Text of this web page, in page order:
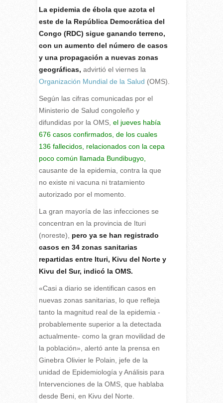
La epidemia de ébola que azota el
este de la República Democrática del
Congo (RDC) sigue ganando terreno,
con un aumento del número de casos
y una propagación a nuevas zonas
geográficas, advirtió el viernes la
Organización Mundial de la Salud (OMS).
Según las cifras comunicadas por el
Ministerio de Salud congoleño y
difundidas por la OMS, el jueves había
676 casos confirmados, de los cuales
136 fallecidos, relacionados con la cepa
poco común llamada Bundibugyo,
causante de la epidemia, contra la que
no existe ni vacuna ni tratamiento
autorizado por el momento.
La gran mayoría de las infecciones se
concentran en la provincia de Ituri
(noreste), pero ya se han registrado
casos en 34 zonas sanitarias
repartidas entre Ituri, Kivu del Norte y
Kivu del Sur, indicó la OMS.
«Casi a diario se identifican casos en
nuevas zonas sanitarias, lo que refleja
tanto la magnitud real de la epidemia -
probablemente superior a la detectada
actualmente- como la gran movilidad de
la población», alertó ante la prensa en
Ginebra Olivier le Polain, jefe de la
unidad de Epidemiología y Análisis para
Intervenciones de la OMS, que hablaba
desde Beni, en Kivu del Norte.